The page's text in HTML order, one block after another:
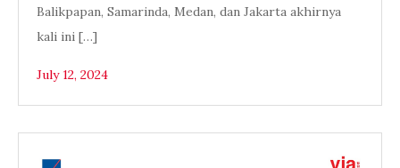
Balikpapan, Samarinda, Medan, dan Jakarta akhirnya
kali ini […]
July 12, 2024